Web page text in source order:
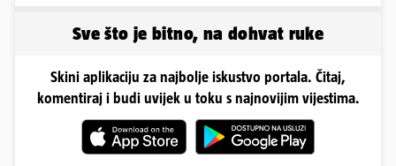
Sve što je bitno, na dohvat ruke
Skini aplikaciju za najbolje iskustvo portala. Čitaj,
komentiraj i budi uvijek u toku s najnovijim vijestima.